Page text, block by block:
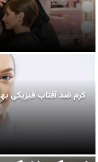
کرم ضد آفتاب فیزیکی